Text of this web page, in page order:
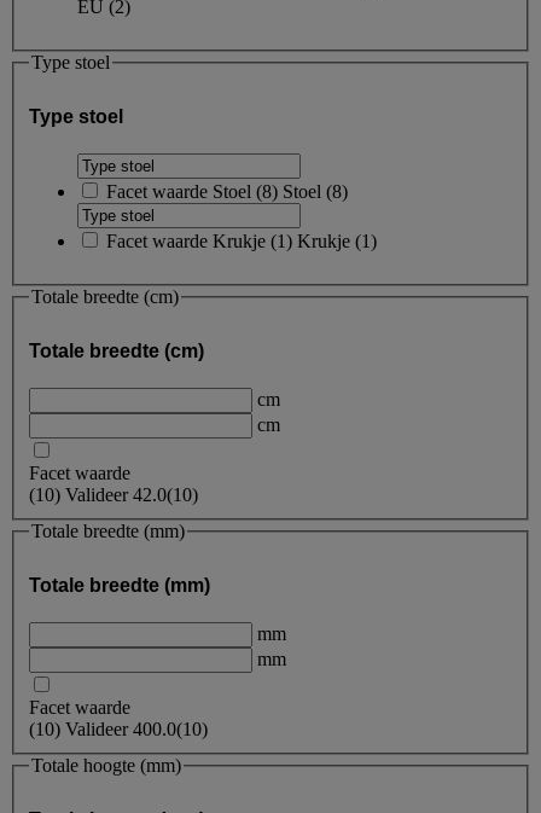
EU (2)
Type stoel
Type stoel
Facet waarde Stoel (8) Stoel (8)
Facet waarde Krukje (1) Krukje (1)
Totale breedte (cm)
Totale breedte (cm)
cm
cm
Facet waarde
(10) Valideer42.0(10)
Totale breedte (mm)
Totale breedte (mm)
mm
mm
Facet waarde
(10) Valideer400.0(10)
Totale hoogte (mm)